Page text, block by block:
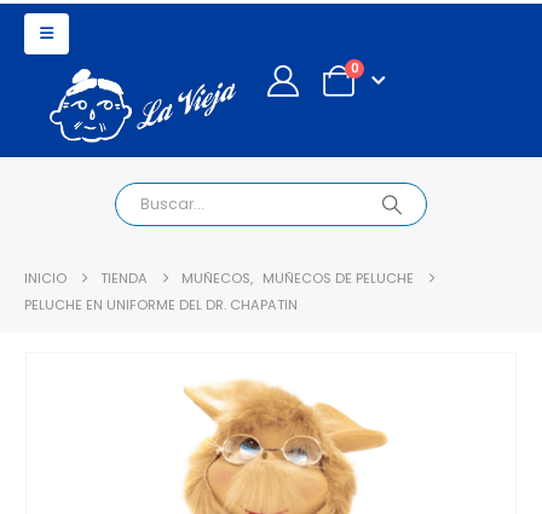
0
INICIO TIENDA MUÑECOS, MUÑECOS DE PELUCHE
PELUCHE EN UNIFORME DEL DR. CHAPATIN